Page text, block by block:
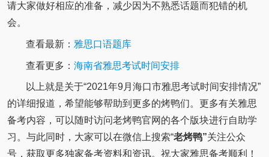
请大家做好相应的准备，减少因为不熟悉话题而犯错的机
会。
查看最新： 雅思口语题库
查看更多： 海南省雅思考试时间安排
以上就是关于“2021年9月海口市雅思考试时间安排情况”
的详细报道，希望能够帮助到更多的烤鸭们。更多有关雅思
备考内容，可以随时访问老烤鸭官网的各个版块进行自助学
习。与此同时，大家可以在微信上搜索“老烤鸭”关注公众
号，获取更多独家备考资料和资讯。祝大家雅思备考顺利！